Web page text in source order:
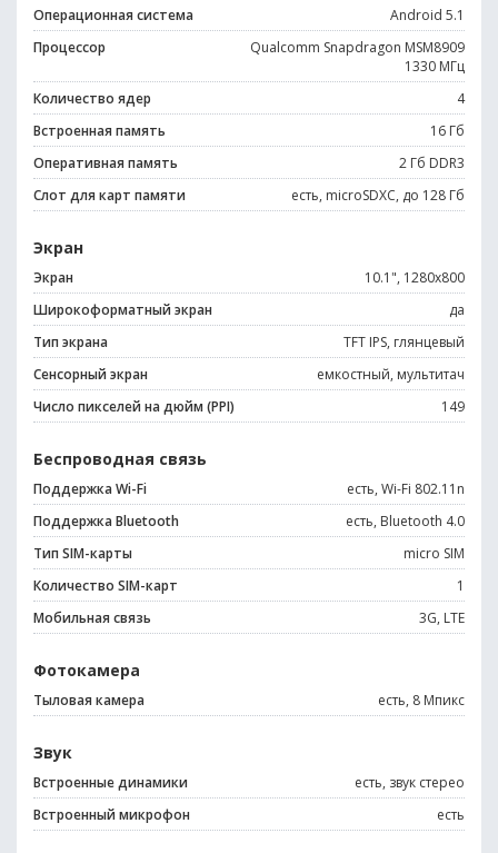
Операционная система
Android 5.1
Процессор
Qualcomm Snapdragon MSM8909
1330 МГц
Количество ядер
4
Встроенная память
16 Гб
Оперативная память
2 Гб DDR3
Слот для карт памяти
есть, microSDXC, до 128 Гб
Экран
Экран
10.1", 1280x800
Широкоформатный экран
да
Тип экрана
TFT IPS, глянцевый
Сенсорный экран
емкостный, мультитач
Число пикселей на дюйм (PPI)
149
Беспроводная связь
Поддержка Wi-Fi
есть, Wi-Fi 802.11n
Поддержка Bluetooth
есть, Bluetooth 4.0
Тип SIM-карты
micro SIM
Количество SIM-карт
1
Мобильная связь
3G, LTE
Фотокамера
Тыловая камера есть, 8 Мпикс
Звук
Встроенные динамики
есть, звук стерео
Встроенный микрофон
есть